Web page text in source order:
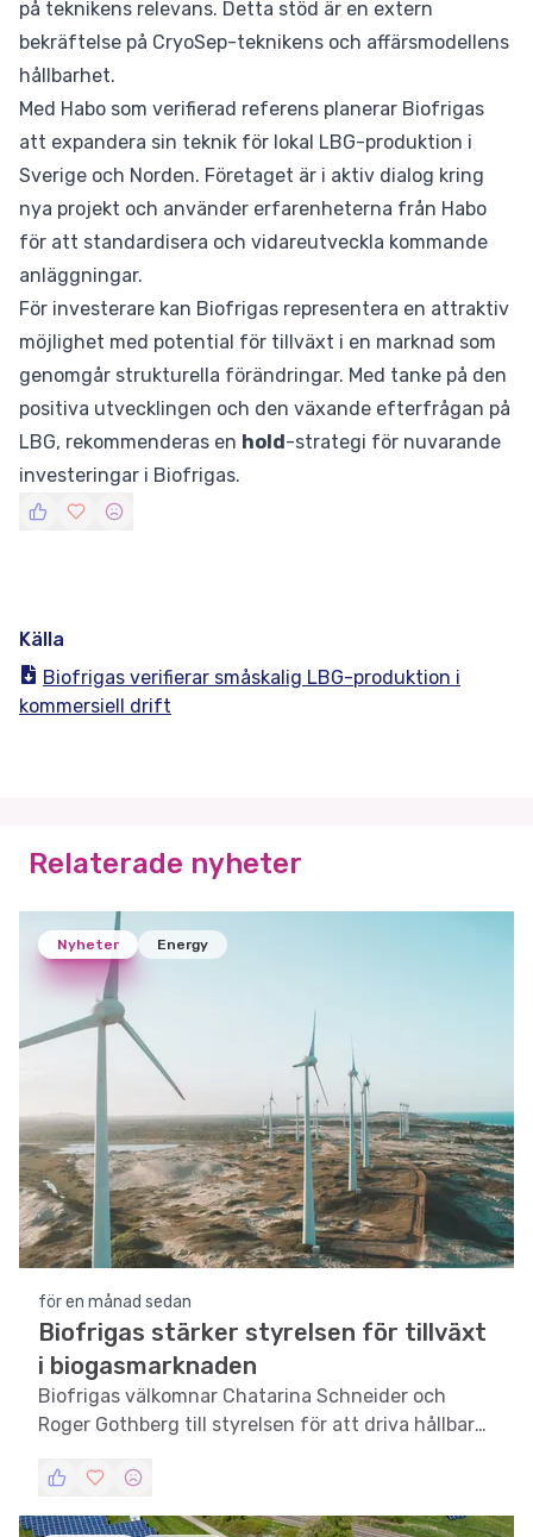
på teknikens relevans. Detta stöd är en extern
bekräftelse på CryoSep-teknikens och affärsmodellens
hållbarhet.
Med Habo som verifierad referens planerar Biofrigas
att expandera sin teknik för lokal LBG-produktion i
Sverige och Norden. Företaget är i aktiv dialog kring
nya projekt och använder erfarenheterna från Habo
för att standardisera och vidareutveckla kommande
anläggningar.
För investerare kan Biofrigas representera en attraktiv
möjlighet med potential för tillväxt i en marknad som
genomgår strukturella förändringar. Med tanke på den
positiva utvecklingen och den växande efterfrågan på
LBG, rekommenderas en hold-strategi för nuvarande
investeringar i Biofrigas.
Källa
Biofrigas verifierar småskalig LBG-produktion i
kommersiell drift
Relaterade nyheter
Nyheter Energy
för en månad sedan
Biofrigas stärker styrelsen för tillväxt
i biogasmarknaden
Biofrigas välkomnar Chatarina Schneider och
Roger Gothberg till styrelsen för att driva hållbar